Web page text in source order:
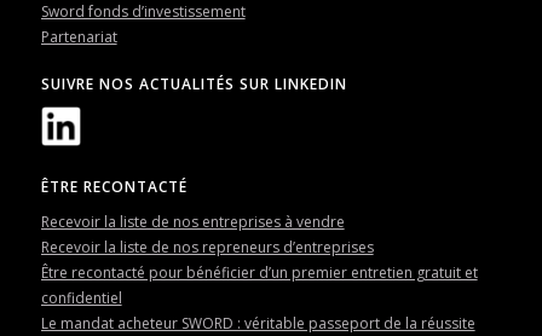
Sword fonds d’investissement
Partenariat
SUIVRE NOS ACTUALITÉS SUR LINKEDIN
ÊTRE RECONTACTÉ
Recevoir la liste de nos entreprises à vendre
Recevoir la liste de nos repreneurs d’entreprises
Être recontacté pour bénéficier d’un premier entretien gratuit et
confidentiel
Le mandat acheteur SWORD : véritable passeport de la réussite